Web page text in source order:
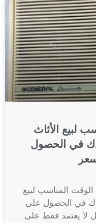
لبيع الأثاث
في الحصول
المناسب لبيع
في الحصول على
لا يعتمد فقط على